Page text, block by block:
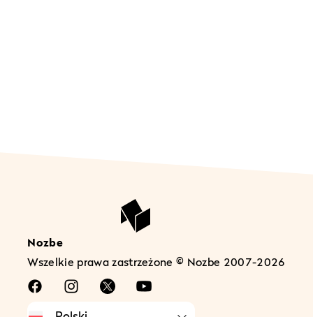
Nozbe
Wszelkie prawa zastrzeżone © Nozbe 2007-2026